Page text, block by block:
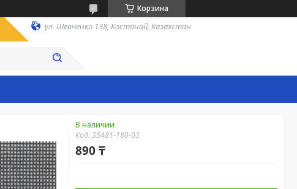
Корзина
ул. Шевченко 138, Костанай, Казахстан
В наличии
Код:35481-180-03
890 ₸